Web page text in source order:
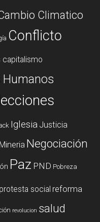
Climatico
Conflicto
capitalismo
Humanos
Iglesia Justicia
Mineria Negociación
Paz PND Pobreza
protesta social reforma
revolucion salud